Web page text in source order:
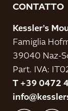
CONTATTO
Kessler’s
Famiglia
39040 Naz-
Part. IVA:
T +39 0472
info@